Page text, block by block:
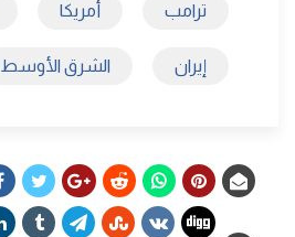
ترامب أمريكا
إيران الشرق الأوسط